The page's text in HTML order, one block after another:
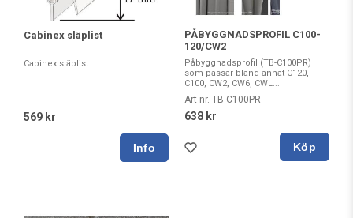
Cabinex släplist
Cabinex släplist
569 kr
PÅBYGGNADSPROFIL C100-
120/CW2
Påbyggnadsprofil (TB-C100PR)
som passar bland annat C120,
C100, CW2, CW6, CWL...
Art nr. TB-C100PR
638 kr
Köp